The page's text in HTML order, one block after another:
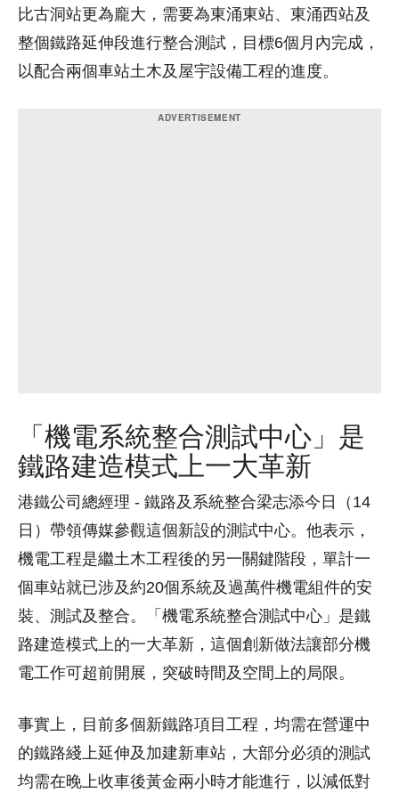
比古洞站更為龐大，需要為東涌東站、東涌西站及
整個鐵路延伸段進行整合測試，目標6個月內完成，
以配合兩個車站土木及屋宇設備工程的進度。
「機電系統整合測試中心」是
鐵路建造模式上一大革新
港鐵公司總經理 - 鐵路及系統整合梁志添今日（14
日）帶領傳媒參觀這個新設的測試中心。他表示，
機電工程是繼土木工程後的另一關鍵階段，單計一
個車站就已涉及約20個系統及過萬件機電組件的安
裝、測試及整合。「機電系統整合測試中心」是鐵
路建造模式上的一大革新，這個創新做法讓部分機
電工作可超前開展，突破時間及空間上的局限。
事實上，目前多個新鐵路項目工程，均需在營運中
的鐵路綫上延伸及加建新車站，大部分必須的測試
均需在晚上收車後黃金兩小時才能進行，以減低對